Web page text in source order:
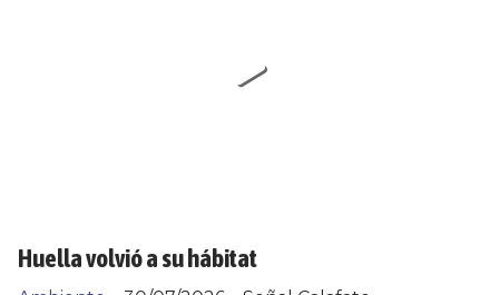
Huella volvió a su hábitat